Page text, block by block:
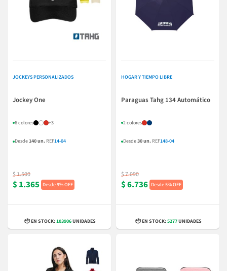
JOCKEYS PERSONALIZADOS
Jockey One
6 colores +3
Desde140 un. REF14-04
$ 1.500
$ 1.365 9% OFF
📦 EN STOCK:103906UNIDADES
HOGAR Y TIEMPO LIBRE
Paraguas Tahg 134 Automático
2 colores
Desde30 un. REF148-04
$ 7.090
$ 6.736 5% OFF
📦 EN STOCK:5277UNIDADES